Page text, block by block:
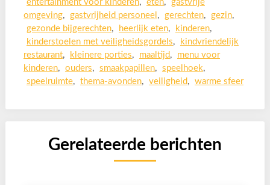
entertainment voor kinderen, eten, gastvrije
omgeving, gastvrijheid personeel , gerechten, gezin,
gezonde bijgerechten, heerlijk eten, kinderen,
kinderstoelen met veiligheidsgordels,
kindvriendelijk
restaurant, kleinere porties, maaltijd,
menu voor
kinderen, ouders, smaakpapillen, speelhoek,
speelruimte, thema-avonden, veiligheid, warme sfeer
Gerelateerde berichten